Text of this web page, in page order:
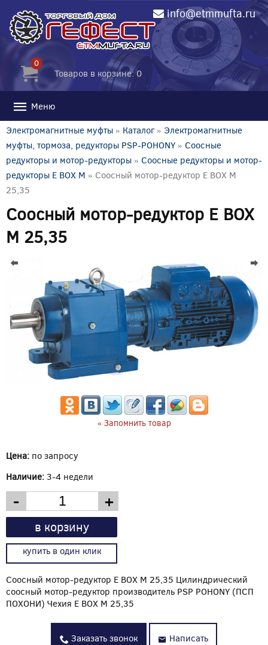
info@etmmufta.ru
0
Товаров в корзине: 0
Меню
Электромагнитные муфты » Каталог» Электромагнитные
муфты, тормоза, редукторы PSP-POHONY » Соосные
редукторы и мотор-редукторы » Соосные редукторы и мотор-
редукторы E BOX M » Соосный мотор-редуктор E BOX M
25,35
Соосный мотор-редуктор E BOX
M 25,35
« Запомнить товар
Цена: по запросу
Наличие: 3-4 недели
- +
в корзину
купить в один клик
Соосный мотор-редуктор E BOX M 25,35 Цилиндрический
соосный мотор-редуктор производитель PSP POHONY (ПСП
ПОХОНИ) Чехия E BOX M 25,35
Заказать звонок Написать